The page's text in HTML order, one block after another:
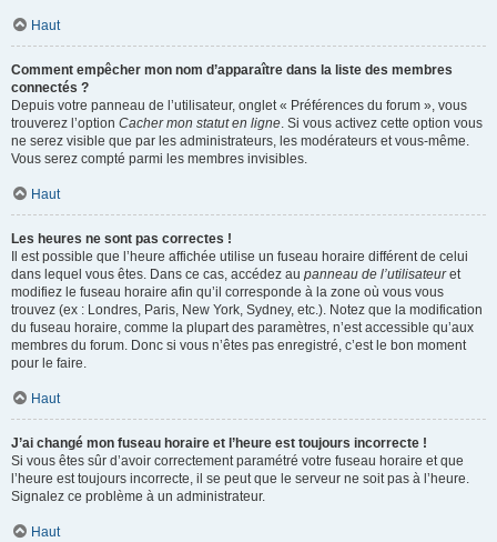
Haut
Comment empêcher mon nom d’apparaître dans la liste des membres
connectés ?
Depuis votre panneau de l’utilisateur, onglet « Préférences du forum », vous
trouverez l’option Cacher mon statut en ligne. Si vous activez cette option vous
ne serez visible que par les administrateurs, les modérateurs et vous-même.
Vous serez compté parmi les membres invisibles.
Haut
Les heures ne sont pas correctes !
Il est possible que l’heure affichée utilise un fuseau horaire différent de celui
dans lequel vous êtes. Dans ce cas, accédez au panneau de l’utilisateuret
modifiez le fuseau horaire afin qu’il corresponde à la zone où vous vous
trouvez (ex : Londres, Paris, New York, Sydney, etc.). Notez que la modification
du fuseau horaire, comme la plupart des paramètres, n’est accessible qu’aux
membres du forum. Donc si vous n’êtes pas enregistré, c’est le bon moment
pour le faire.
Haut
J’ai changé mon fuseau horaire et l’heure est toujours incorrecte !
Si vous êtes sûr d’avoir correctement paramétré votre fuseau horaire et que
l’heure est toujours incorrecte, il se peut que le serveur ne soit pas à l’heure.
Signalez ce problème à un administrateur.
Haut